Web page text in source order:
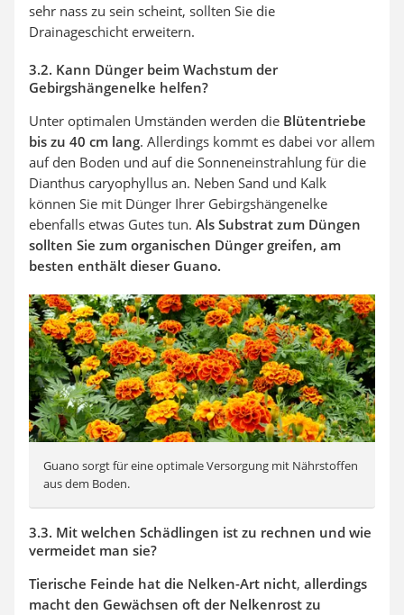
sehr nass zu sein scheint, sollten Sie die
Drainageschicht erweitern.
3.2. Kann Dünger beim Wachstum der
Gebirgshängenelke helfen?
Unter optimalen Umständen werden die Blütentriebe
bis zu 40 cm lang. Allerdings kommt es dabei vor allem
auf den Boden und auf die Sonneneinstrahlung für die
Dianthus caryophyllus an. Neben Sand und Kalk
können Sie mit Dünger Ihrer Gebirgshängenelke
ebenfalls etwas Gutes tun. Als Substrat zum Düngen
sollten Sie zum organischen Dünger greifen, am
besten enthält dieser Guano.
Guano sorgt für eine optimale Versorgung mit Nährstoffen
aus dem Boden.
3.3. Mit welchen Schädlingen ist zu rechnen und wie
vermeidet man sie?
Tierische Feinde hat die Nelken-Art nicht, allerdings
macht den Gewächsen oft der Nelkenrost zu